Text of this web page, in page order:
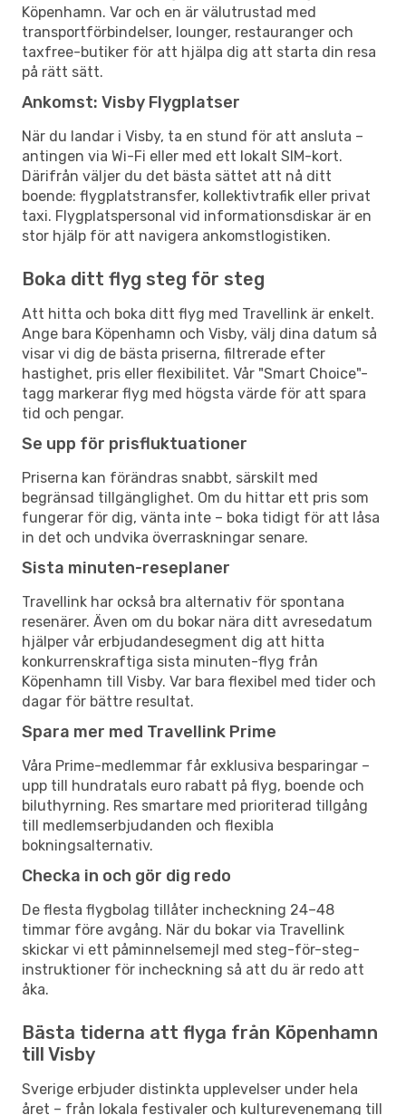
Köpenhamn. Var och en är välutrustad med
transportförbindelser, lounger, restauranger och
taxfree-butiker för att hjälpa dig att starta din resa
på rätt sätt.
Ankomst: Visby Flygplatser
När du landar i Visby, ta en stund för att ansluta –
antingen via Wi-Fi eller med ett lokalt SIM-kort.
Därifrån väljer du det bästa sättet att nå ditt
boende: flygplatstransfer, kollektivtrafik eller privat
taxi. Flygplatspersonal vid informationsdiskar är en
stor hjälp för att navigera ankomstlogistiken.
Boka ditt flyg steg för steg
Att hitta och boka ditt flyg med Travellink är enkelt.
Ange bara Köpenhamn och Visby, välj dina datum så
visar vi dig de bästa priserna, filtrerade efter
hastighet, pris eller flexibilitet. Vår "Smart Choice"-
tagg markerar flyg med högsta värde för att spara
tid och pengar.
Se upp för prisfluktuationer
Priserna kan förändras snabbt, särskilt med
begränsad tillgänglighet. Om du hittar ett pris som
fungerar för dig, vänta inte – boka tidigt för att låsa
in det och undvika överraskningar senare.
Sista minuten-reseplaner
Travellink har också bra alternativ för spontana
resenärer. Även om du bokar nära ditt avresedatum
hjälper vår erbjudandesegment dig att hitta
konkurrenskraftiga sista minuten-flyg från
Köpenhamn till Visby. Var bara flexibel med tider och
dagar för bättre resultat.
Spara mer med Travellink Prime
Våra Prime-medlemmar får exklusiva besparingar –
upp till hundratals euro rabatt på flyg, boende och
biluthyrning. Res smartare med prioriterad tillgång
till medlemserbjudanden och flexibla
bokningsalternativ.
Checka in och gör dig redo
De flesta flygbolag tillåter incheckning 24–48
timmar före avgång. När du bokar via Travellink
skickar vi ett påminnelsemejl med steg-för-steg-
instruktioner för incheckning så att du är redo att
åka.
Bästa tiderna att flyga från Köpenhamn
till Visby
Sverige erbjuder distinkta upplevelser under hela
året – från lokala festivaler och kulturevenemang till